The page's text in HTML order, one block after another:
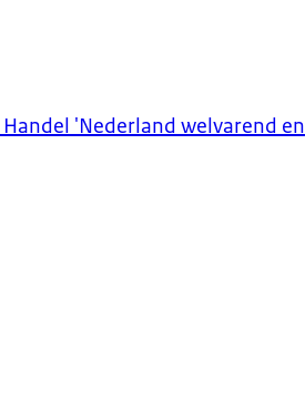
'Nederland welvarend en